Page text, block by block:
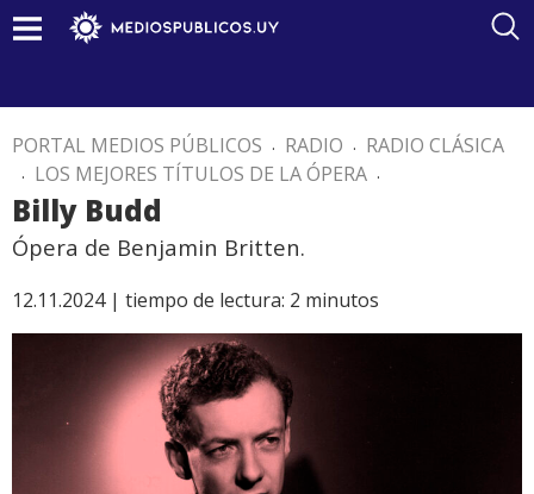
PORTAL MEDIOS PÚBLICOS . RADIO . RADIO CLÁSICA
. LOS MEJORES TÍTULOS DE LA ÓPERA .
Billy Budd
Ópera de Benjamin Britten.
12.11.2024 | tiempo de lectura: 2 minutos